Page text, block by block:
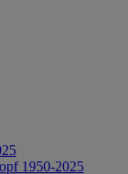
1950-2025